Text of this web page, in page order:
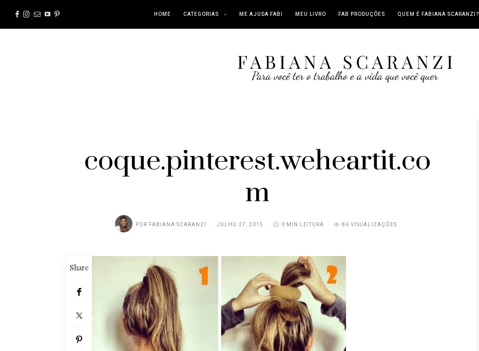
HOME CATEGORIAS ME AJUDA FABI MEU LIVRO FAB PRODUÇÕES QUEM É FABIANA SCARANZI?
coque.pinterest.weheartit.co
m
POR FABIANA SCARANZI JULHO 27, 2015 0 MIN LEITURA 86 VISUALIZAÇÕES
Share